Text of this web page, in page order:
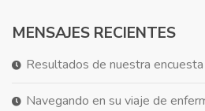
MENSAJES RECIENTES
Resultados de nuestra
Navegando en su viaje de